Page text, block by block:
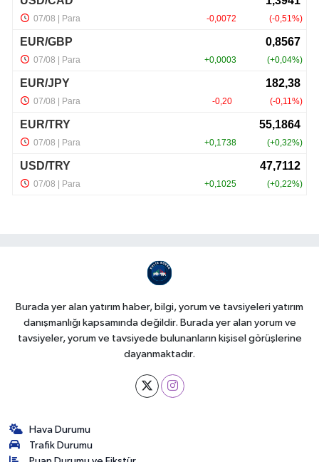
Burada yer alan yatırım haber, bilgi, yorum ve tavsiyeleri yatırım
danışmanlığı kapsamında değildir. Burada yer alan yorum ve
tavsiyeler, yorum ve tavsiyede bulunanların kişisel görüşlerine
dayanmaktadır.
Hava Durumu
Trafik Durumu